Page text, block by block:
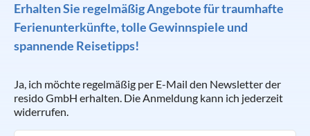
Erhalten Sie regelmäßig Angebote für traumhafte
Ferienunterkünfte, tolle Gewinnspiele und
spannende Reisetipps!
Ja, ich möchte regelmäßig per E-Mail den Newsletter der
resido GmbH erhalten. Die Anmeldung kann ich jederzeit
widerrufen.